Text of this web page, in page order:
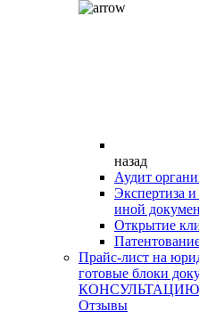
назад
Аудит
Экспертиза
иной
Открытие
Прайс-лист на
готовые блоки
КОНСУЛЬТАЦИЮ
Отзывы